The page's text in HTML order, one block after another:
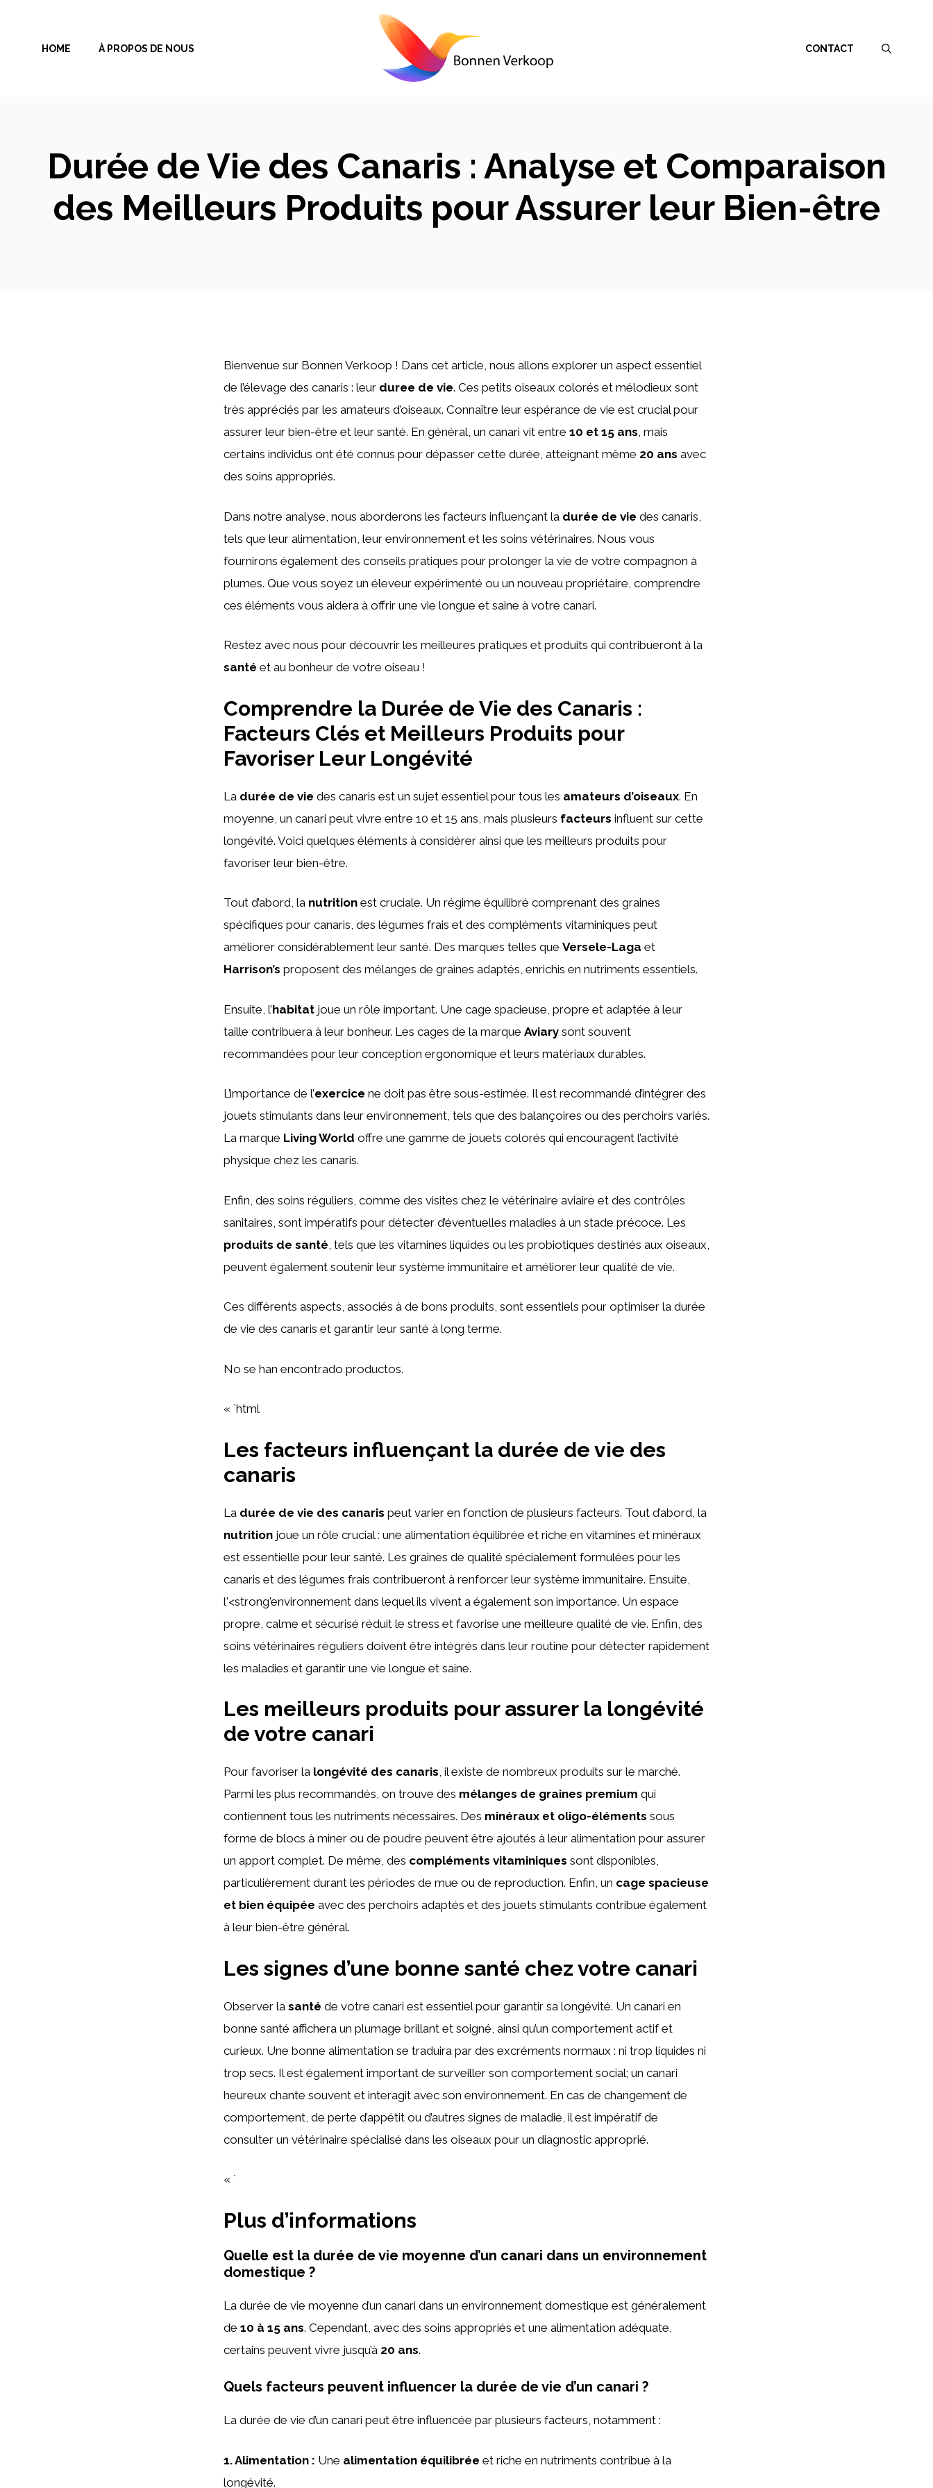
contenuHOME À PROPOS DE NOUS CONTACT
Durée de Vie des Canaris : Analyse et Comparaison
des Meilleurs Produits pour Assurer leur Bien-être
Bienvenue sur Bonnen Verkoop ! Dans cet article, nous allons explorer un aspect essentiel
de l’élevage des canaris : leur duree de vie. Ces petits oiseaux colorés et mélodieux sont
très appréciés par les amateurs d’oiseaux. Connaître leur espérance de vie est crucial pour
assurer leur bien-être et leur santé. En général, un canari vit entre 10 et 15 ans, mais
certains individus ont été connus pour dépasser cette durée, atteignant même 20 ans avec
des soins appropriés.
Dans notre analyse, nous aborderons les facteurs influençant la durée de vie des canaris,
tels que leur alimentation, leur environnement et les soins vétérinaires. Nous vous
fournirons également des conseils pratiques pour prolonger la vie de votre compagnon à
plumes. Que vous soyez un éleveur expérimenté ou un nouveau propriétaire, comprendre
ces éléments vous aidera à offrir une vie longue et saine à votre canari.
Restez avec nous pour découvrir les meilleures pratiques et produits qui contribueront à la
santé et au bonheur de votre oiseau !
Comprendre la Durée de Vie des Canaris :
Facteurs Clés et Meilleurs Produits pour
Favoriser Leur Longévité
La durée de vie des canaris est un sujet essentiel pour tous les amateurs d’oiseaux. En
moyenne, un canari peut vivre entre 10 et 15 ans, mais plusieurs facteurs influent sur cette
longévité. Voici quelques éléments à considérer ainsi que les meilleurs produits pour
favoriser leur bien-être.
Tout d’abord, la nutrition est cruciale. Un régime équilibré comprenant des graines
spécifiques pour canaris, des légumes frais et des compléments vitaminiques peut
améliorer considérablement leur santé. Des marques telles que Versele-Laga et
Harrison’s proposent des mélanges de graines adaptés, enrichis en nutriments essentiels.
Ensuite, l’habitat joue un rôle important. Une cage spacieuse, propre et adaptée à leur
taille contribuera à leur bonheur. Les cages de la marque Aviary sont souvent
recommandées pour leur conception ergonomique et leurs matériaux durables.
L’importance de l’exercice ne doit pas être sous-estimée. Il est recommandé d’intégrer des
jouets stimulants dans leur environnement, tels que des balançoires ou des perchoirs variés.
La marque Living World offre une gamme de jouets colorés qui encouragent l’activité
physique chez les canaris.
Enfin, des soins réguliers, comme des visites chez le vétérinaire aviaire et des contrôles
sanitaires, sont impératifs pour détecter d’éventuelles maladies à un stade précoce. Les
produits de santé , tels que les vitamines liquides ou les probiotiques destinés aux oiseaux,
peuvent également soutenir leur système immunitaire et améliorer leur qualité de vie.
Ces différents aspects, associés à de bons produits, sont essentiels pour optimiser la durée
de vie des canaris et garantir leur santé à long terme.
No se han encontrado productos.
« `html
Les facteurs influençant la durée de vie des
canaris
La durée de vie des canaris peut varier en fonction de plusieurs facteurs. Tout d’abord, la
nutrition joue un rôle crucial : une alimentation équilibrée et riche en vitamines et minéraux
est essentielle pour leur santé. Les graines de qualité spécialement formulées pour les
canaris et des légumes frais contribueront à renforcer leur système immunitaire. Ensuite,
l'<strong'environnement dans lequel ils vivent a également son importance. Un espace
propre, calme et sécurisé réduit le stress et favorise une meilleure qualité de vie. Enfin, des
soins vétérinaires réguliers doivent être intégrés dans leur routine pour détecter rapidement
les maladies et garantir une vie longue et saine.
Les meilleurs produits pour assurer la longévité
de votre canari
Pour favoriser la longévité des canaris, il existe de nombreux produits sur le marché.
Parmi les plus recommandés, on trouve des mélanges de graines premium qui
contiennent tous les nutriments nécessaires. Des minéraux et oligo-éléments sous
forme de blocs à miner ou de poudre peuvent être ajoutés à leur alimentation pour assurer
un apport complet. De même, des compléments vitaminiques sont disponibles,
particulièrement durant les périodes de mue ou de reproduction. Enfin, un cage spacieuse
et bien équipée avec des perchoirs adaptés et des jouets stimulants contribue également
à leur bien-être général.
Les signes d’une bonne santé chez votre canari
Observer la santé de votre canari est essentiel pour garantir sa longévité. Un canari en
bonne santé affichera un plumage brillant et soigné, ainsi qu’un comportement actif et
curieux. Une bonne alimentation se traduira par des excréments normaux : ni trop liquides ni
trop secs. Il est également important de surveiller son comportement social; un canari
heureux chante souvent et interagit avec son environnement. En cas de changement de
comportement, de perte d’appétit ou d’autres signes de maladie, il est impératif de
consulter un vétérinaire spécialisé dans les oiseaux pour un diagnostic approprié.
« `
Plus d’informations
Quelle est la durée de vie moyenne d’un canari dans un environnement
domestique ?
La durée de vie moyenne d’un canari dans un environnement domestique est généralement
de 10 à 15 ans. Cependant, avec des soins appropriés et une alimentation adéquate,
certains peuvent vivre jusqu’à 20 ans.
Quels facteurs peuvent influencer la durée de vie d’un canari ?
La durée de vie d’un canari peut être influencée par plusieurs facteurs, notamment :
1.Alimentation : Une alimentation équilibrée et riche en nutriments contribue à la
longévité.